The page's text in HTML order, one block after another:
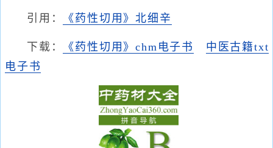
引用： 《药性切用》北细辛
下载： 《药性切用》chm电子书
中医古籍txt
电子书